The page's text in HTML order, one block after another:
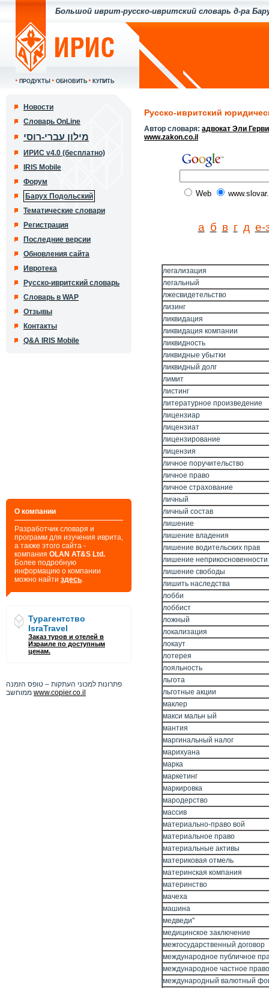
Большой иврит-русско-ивритский словарь д-ра
ПРОДУКТЫ ОБНОВИТЬ КУПИТЬ
Новости
Словарь OnLine
מילון עברי-רוסי
ИРИС v4.0 (бесплатно)
IRIS Mobile
Форум
Барух Подольский
Тематические словари
Регистрация
Последние версии
Обновления сайта
Ивротека
Русско-ивритский словарь
Словарь в WAP
Отзывы
Контакты
Q&A IRIS Mobile
О компании
Разработчик словаря и
программ для изучения иврита,
а также этого сайта -
компания OLAN AT&S Ltd.
Более подробную
информацию о компании
можно найти здесь.
Турагентство
IsraTravel
Заказ туров и отелей в
Израиле по доступным
ценам.
פתרונות למכוני העתקות – טופס הזמנה
www.copier.co.il
Русско-ивритский
Автор словаря: адвокат Эли
www.zakon.co.il
Web
а б в г д е-
легализация
легальный
лжесвидетельство
лизинг
ликвидация
ликвидация компании
ликвидность
ликвидные убытки
ликвидный долг
лимит
листинг
литературное произведение
лицензиар
лицензиат
лицензирование
лицензия
личное поручительство
личное право
личное страхование
личный
личный состав
лишение
лишение владения
лишение водительских прав
лишение неприкосновенности
лишение свободы
лишить наследства
лобби
лоббист
ложный
локализация
локаут
лотерея
лояльность
льгота
льготные акции
маклер
макси мальн ый
мантия
маргинальный налог
марихуана
марка
маркетинг
маркировка
мародерство
массив
материально-право вой
материальное право
материальные активы
материковая отмель
материнская компания
материнство
мачеха
машина
медведи"
медицинское заключение
межгосударственный договор
международное публичное
международное частное право
международный валютный